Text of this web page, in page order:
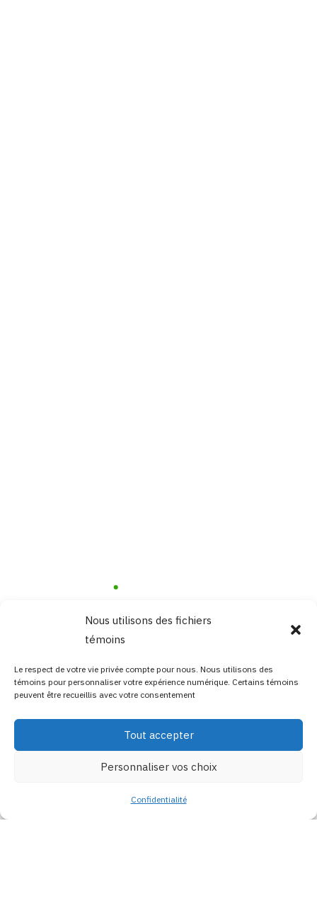
Nous utilisons des fichiers
témoins
Le respect de votre vie privée compte pour nous. Nous utilisons des
témoins pour personnaliser votre expérience numérique. Certains témoins
peuvent être recueillis avec votre consentement
Tout accepter
Personnaliser vos choix
Confidentialité